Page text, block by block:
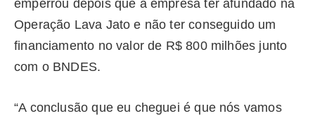
emperrou depois que a empresa ter afundado na
Operação Lava Jato e não ter conseguido um
financiamento no valor de R$ 800 milhões junto
com o BNDES.
“A conclusão que eu cheguei é que nós vamos